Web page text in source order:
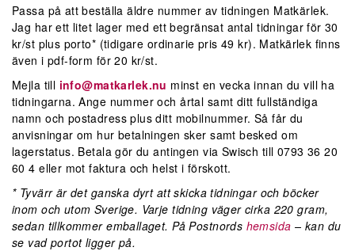
Passa på att beställa äldre nummer av tidningen Matkärlek.
Jag har ett litet lager med ett begränsat antal tidningar för 30
kr/st plus porto* (tidigare ordinarie pris 49 kr). Matkärlek finns
även i pdf-form för 20 kr/st.
Mejla till info@matkarlek.nu minst en vecka innan du vill ha
tidningarna. Ange nummer och årtal samt ditt fullständiga
namn och postadress plus ditt mobilnummer. Så får du
anvisningar om hur betalningen sker samt besked om
lagerstatus. Betala gör du antingen via Swisch till 0793 36 20
60 4 eller mot faktura och helst i förskott.
* Tyvärr är det ganska dyrt att skicka tidningar och böcker
inom och utom Sverige. Varje tidning väger cirka 220 gram,
sedan tillkommer emballaget. På Postnords hemsida – kan du
se vad portot ligger på.